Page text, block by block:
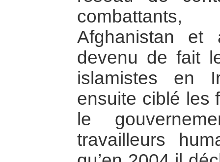
Afghanistan
devenu de fait
islamistes en
ensuite ciblé les
le
travailleurs